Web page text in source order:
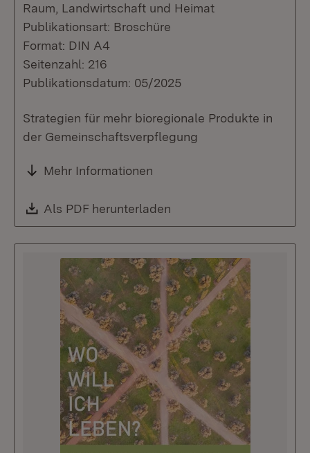
Raum, Landwirtschaft und Heimat
Publikationsart: Broschüre
Format: DIN A4
Seitenzahl: 216
Publikationsdatum: 05/2025
Strategien für mehr bioregionale Produkte in
der Gemeinschaftsverpflegung
Mehr Informationen
Download:
Als PDF herunterladen